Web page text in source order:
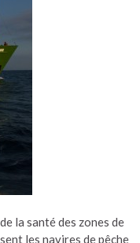
la santé des zones de
les navires de pêche